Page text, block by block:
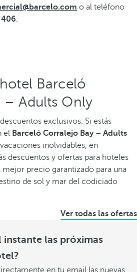
o al teléfono
406.
Barceló
– Adults Only
exclusivos. Si estás
el Barceló Corralejo Bay – Adults
inolvidables, en
descuentos y ofertas para hoteles
precio garantizado para una
de sol y mar del codiciado
Ver todas las ofertas
instante las próximas
en tu email las nuevas